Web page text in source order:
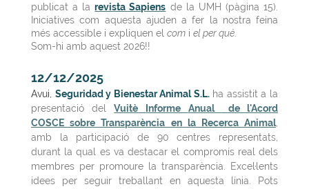
publicat a la revista Sapiens de la UMH (pàgina 15).
Iniciatives com aquesta ajuden a fer la nostra feina
més accessible i expliquen el com i el per què
Som-hi amb aquest 2026!!
12/12/2025
Avui, Seguridad y Bienestar Animal S.L. ha assistit a la
presentació delVuitè Informe Anual
de l'Acord
COSCE sobre Transparència en la Recerca Animal,
amb la participació de 90 centres representats,
durant la qual es va destacar el compromís real dels
membres per promoure la transparència. Excel·lents
idees per seguir treballant en aquesta línia. Pots